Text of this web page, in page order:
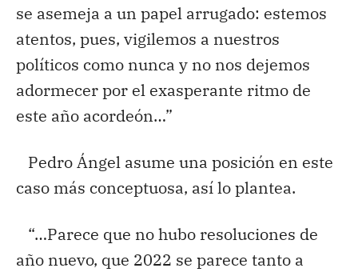
se asemeja a un papel arrugado: estemos
atentos, pues, vigilemos a nuestros
políticos como nunca y no nos dejemos
adormecer por el exasperante ritmo de
este año acordeón…”
Pedro Ángel asume una posición en este
caso más conceptuosa, así lo plantea.
“…Parece que no hubo resoluciones de
año nuevo, que 2022 se parece tanto a